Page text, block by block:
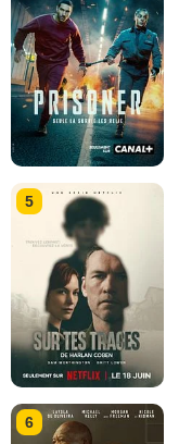
5
6